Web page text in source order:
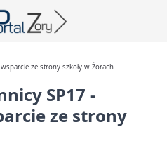
ze strony szkoły w Żorach
SP17 -
ze strony